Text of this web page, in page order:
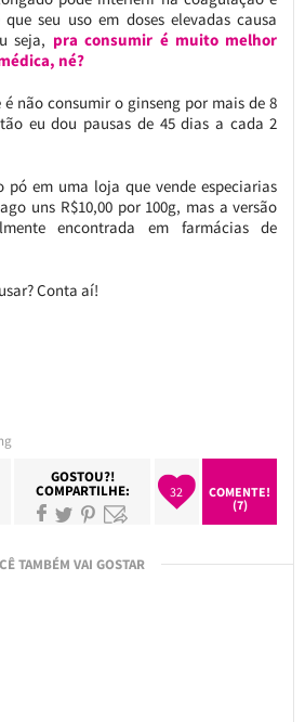
seu uso em doses elevadas causa
seja, pra consumir é muito melhor
né?
não consumir o ginseng por mais de 8
eu dou pausas de 45 dias a cada 2
pó em uma loja que vende especiarias
uns R$10,00 por 100g, mas a versão
encontrada em farmácias de
Conta aí!
GOSTOU?!
COMPARTILHE: 32
COMENTE!
(7)
TAMBÉM VAI GOSTAR